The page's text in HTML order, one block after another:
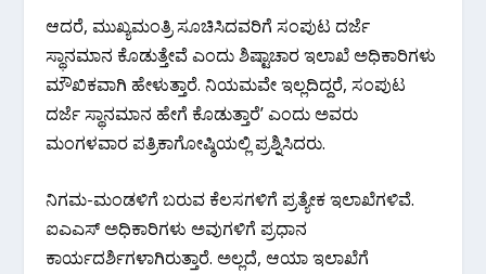
ಆದರೆ, ಮುಖ್ಯಮಂತ್ರಿ ಸೂಚಿಸಿದವರಿಗೆ ಸಂಪುಟ ದರ್ಜೆ
ಸ್ಥಾನಮಾನ ಕೊಡುತ್ತೇವೆ ಎಂದು ಶಿಷ್ಟಾಚಾರ ಇಲಾಖೆ ಅಧಿಕಾರಿಗಳು
ಮೌಖಿಕವಾಗಿ ಹೇಳುತ್ತಾರೆ‌. ನಿಯಮವೇ ಇಲ್ಲದಿದ್ದರೆ, ಸಂಪುಟ
ದರ್ಜೆ ಸ್ಥಾನಮಾನ ಹೇಗೆ ಕೊಡುತ್ತಾರೆ’ ಎಂದು ಅವರು
ಮಂಗಳವಾರ ಪತ್ರಿಕಾಗೋಷ್ಠಿಯಲ್ಲಿ ಪ್ರಶ್ನಿಸಿದರು.
ನಿಗಮ-ಮಂಡಳಿಗೆ ಬರುವ ಕೆಲಸಗಳಿಗೆ ಪ್ರತ್ಯೇಕ ಇಲಾಖೆಗಳಿವೆ.
ಐಎಎಸ್ ಅಧಿಕಾರಿಗಳು ಅವುಗಳಿಗೆ ಪ್ರಧಾನ
ಕಾರ್ಯದರ್ಶಿಗಳಾಗಿರುತ್ತಾರೆ. ಅಲ್ಲದೆ, ಆಯಾ ಇಲಾಖೆಗೆ